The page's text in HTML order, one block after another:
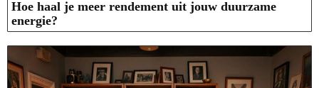
Hoe haal je meer rendement uit jouw duurzame
energie?